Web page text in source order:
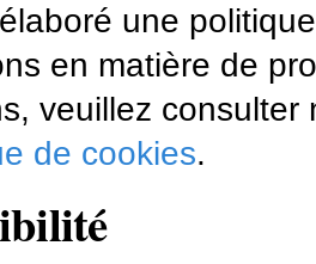
une
en matière de
veuillez
de cookies.